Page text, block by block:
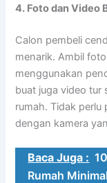
4. Foto dan Video
Calon pembeli
menarik. Ambil
menggunakan
buat juga video tur
rumah. Tidak perlu
dengan kamera
Baca Juga :
Rumah